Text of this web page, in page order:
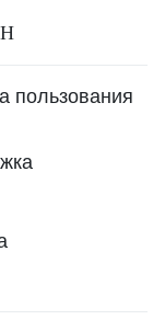
пользования